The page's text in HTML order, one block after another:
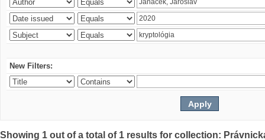
New Filters:
Showing 1 out of a total of 1 results for collection: